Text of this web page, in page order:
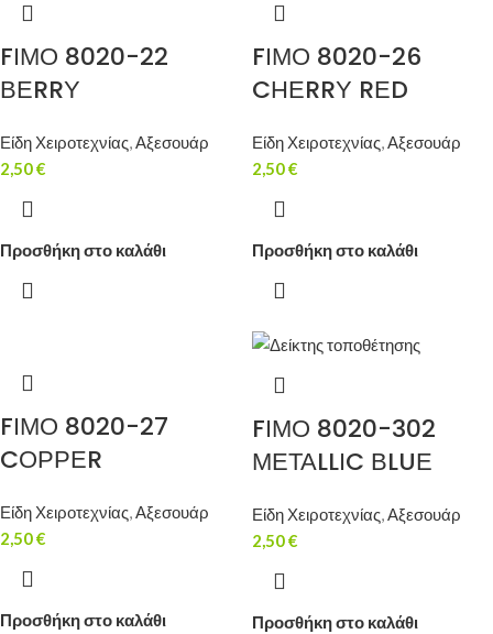
FΙΜΟ 8020-22
ΒΕRRΥ
Είδη Χειροτεχνίας,Αξεσουάρ
2,50€
Προσθήκη στο καλάθι
FΙΜΟ 8020-26
CΗΕRRΥ RΕD
Είδη Χειροτεχνίας,Αξεσουάρ
2,50€
Προσθήκη στο καλάθι
FΙΜΟ 8020-27
CΟΡΡΕR
Είδη Χειροτεχνίας,Αξεσουάρ
2,50€
Προσθήκη στο καλάθι
FΙΜΟ 8020-302
ΜΕΤΑLLΙC ΒLUΕ
Είδη Χειροτεχνίας,Αξεσουάρ
2,50€
Προσθήκη στο καλάθι